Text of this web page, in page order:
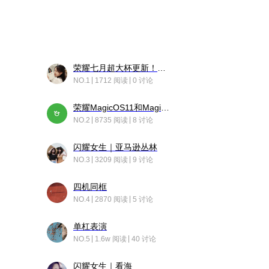
NO.1 1712 阅读 0 讨论
NO.2 8735 阅读 8 讨论
闪耀女生｜亚马逊丛林
NO.3 3209 阅读 9 讨论
四机同框
NO.4 2870 阅读 5 讨论
单杠表演
NO.5 1.6w 阅读 40 讨论
闪耀女生｜看海